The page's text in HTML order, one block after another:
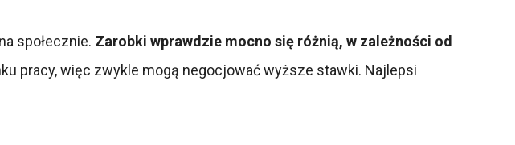
społecznie. Zarobki wprawdzie mocno się różnią, w zależności od
pracy, więc zwykle mogą negocjować wyższe stawki. Najlepsi